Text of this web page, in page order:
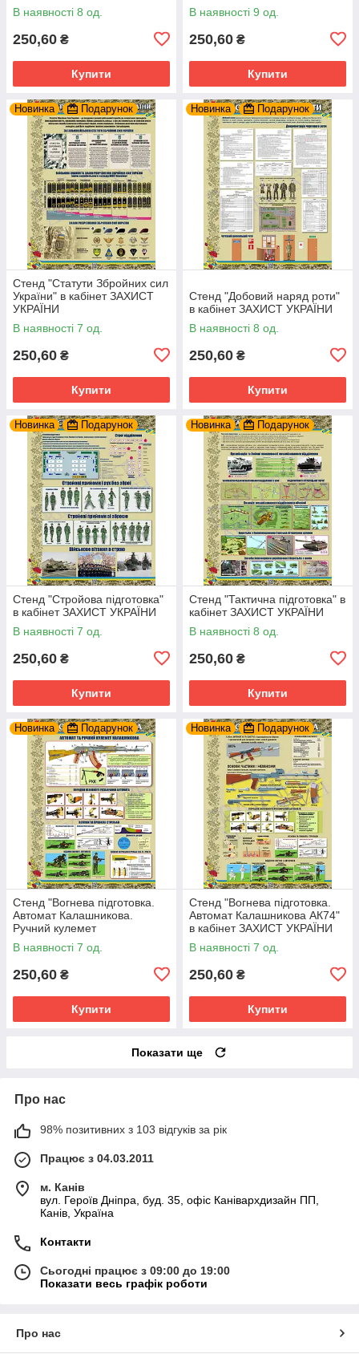
В наявності 8 од.
250,60 ₴
Купити
В наявності 9 од.
250,60 ₴
Купити
Новинка Подарунок
Стенд "Статути Збройних сил
України" в кабінет ЗАХИСТ
УКРАЇНИ
В наявності 7 од.
250,60 ₴
Купити
Новинка Подарунок
Стенд "Добовий наряд роти"
в кабінет ЗАХИСТ УКРАЇНИ
В наявності 8 од.
250,60 ₴
Купити
Новинка Подарунок
Стенд "Стройова підготовка"
в кабінет ЗАХИСТ УКРАЇНИ
В наявності 7 од.
250,60 ₴
Купити
Новинка Подарунок
Стенд "Тактична підготовка" в
кабінет ЗАХИСТ УКРАЇНИ
В наявності 8 од.
250,60 ₴
Купити
Новинка Подарунок
Стенд "Вогнева підготовка.
Автомат Калашникова.
Ручний кулемет
Калашникова" в кабінет
ЗАХИСТ УКРАЇНИ
В наявності 7 од.
250,60 ₴
Купити
Новинка Подарунок
Стенд "Вогнева підготовка.
Автомат Калашникова АК74"
в кабінет ЗАХИСТ УКРАЇНИ
В наявності 7 од.
250,60 ₴
Купити
Показати ще
Про нас
98% позитивних з 103 відгуків за рік
Працює з 04.03.2011
м. Канів
вул. Героїв Дніпра, буд. 35, офіс Канівархдизайн ПП,
Канів, Україна
Контакти
Сьогодні працює з 09:00 до 19:00
Показати весь графік роботи
Про нас